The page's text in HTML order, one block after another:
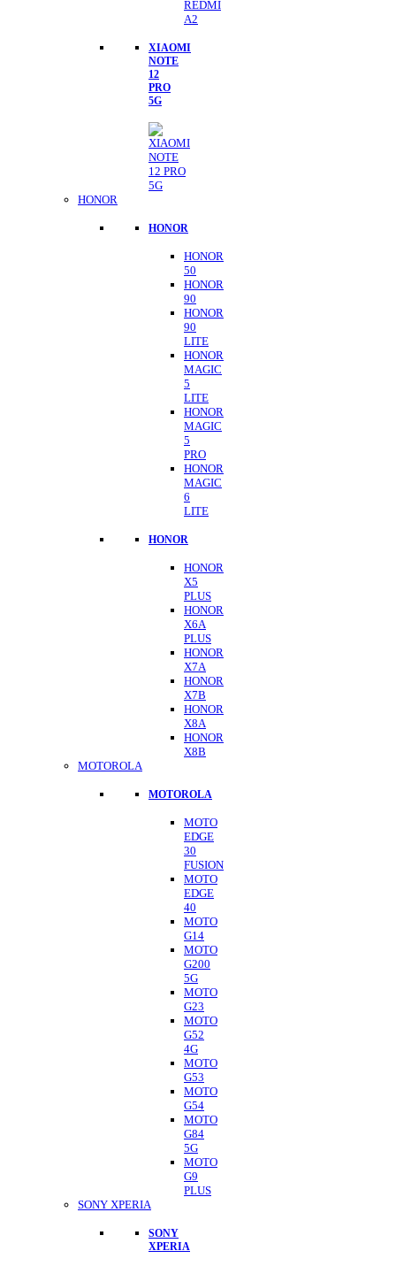
REDMI
A2
XIAOMI
NOTE
12
PRO
5G
HONOR
HONOR
HONOR
50
HONOR
90
HONOR
90
LITE
HONOR
MAGIC
5
LITE
HONOR
MAGIC
5
PRO
HONOR
MAGIC
6
LITE
HONOR
HONOR
X5
PLUS
HONOR
X6A
PLUS
HONOR
X7A
HONOR
X7B
HONOR
X8A
HONOR
X8B
MOTOROLA
MOTOROLA
MOTO
EDGE
30
FUSION
MOTO
EDGE
40
MOTO
G14
MOTO
G200
5G
MOTO
G23
MOTO
G52
4G
MOTO
G53
MOTO
G54
MOTO
G84
5G
MOTO
G9
PLUS
SONY XPERIA
SONY
XPERIA